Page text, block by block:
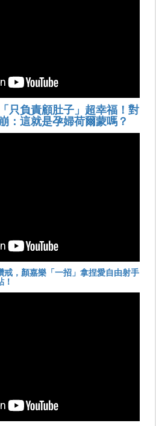
只負責顧肚子」超幸福！對
：這就是孕婦荷爾蒙嗎？
戒，顏嘉樂「一招」拿捏愛自由射手